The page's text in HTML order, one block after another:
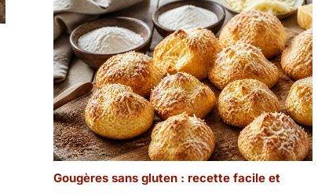
Gougères sans gluten : recette facile et